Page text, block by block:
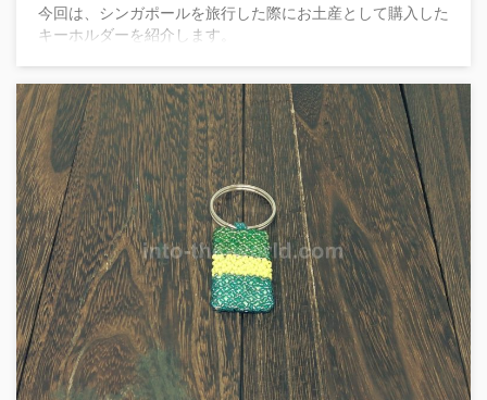
今回は、シンガポールを旅行した際にお土産として購入した
キーホルダーを紹介します。